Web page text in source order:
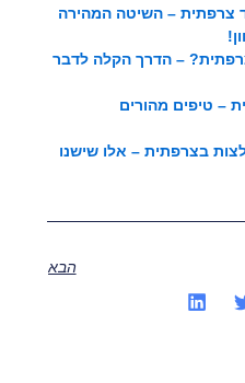
צרפתית – השיטה המהירה
– הדרך הקלה לדבר
– טיפים מהורים
בצרפתית – אלו שישנו
הבא